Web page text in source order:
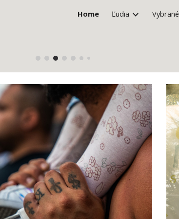
Skip to navigation
Home Ľudia Vybrané